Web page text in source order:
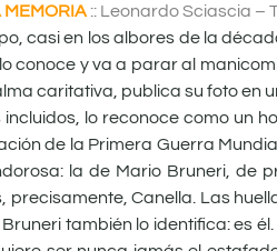
MEMORIA :: Leonardo Sciascia –
casi en los albores de la
conoce y va a parar al
caritativa, publica su foto en
lo reconoce como un
de la Primera Guerra
la de Mario Bruneri, de
precisamente, Canella. Las
también lo identifica: es